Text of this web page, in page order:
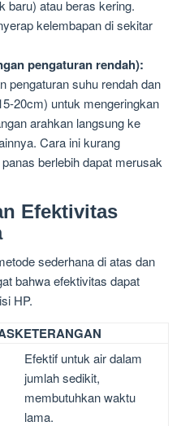
baru) atau beras kering.
kelembapan di sekitar
pengaturan rendah):
pengaturan suhu rendah dan
20cm) untuk mengeringkan
arahkan langsung ke
Cara ini kurang
berlebih dapat merusak
Efektivitas
sederhana di atas dan
bahwa efektivitas dapat
HP.
KETERANGAN
Efektif untuk air dalam
jumlah sedikit,
membutuhkan waktu
lama.